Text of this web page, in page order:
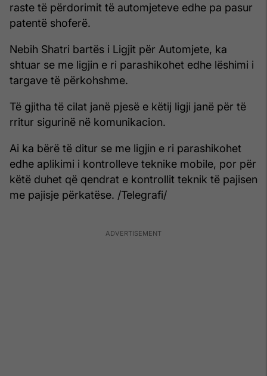
raste të përdorimit të automjeteve edhe pa pasur
patentë shoferë.
Nebih Shatri bartës i Ligjit për Automjete, ka
shtuar se me ligjin e ri parashikohet edhe lëshimi i
targave të përkohshme.
Të gjitha të cilat janë pjesë e këtij ligji janë për të
rritur sigurinë në komunikacion.
Ai ka bërë të ditur se me ligjin e ri parashikohet
edhe aplikimi i kontrolleve teknike mobile, por për
këtë duhet që qendrat e kontrollit teknik të pajisen
me pajisje përkatëse. /Telegrafi/